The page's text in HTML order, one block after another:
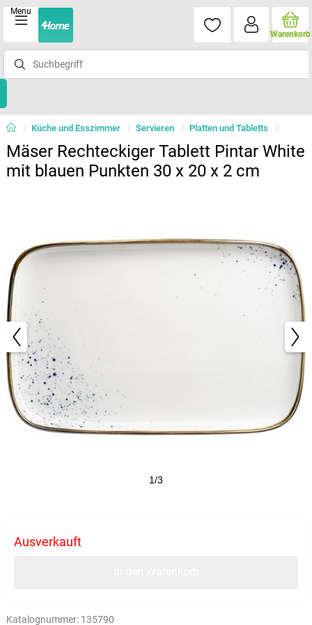
Menu
Warenkorb
Küche und Esszimmer Servieren Platten und Tabletts
Mäser Rechteckiger Tablett Pintar White
mit blauen Punkten 30 x 20 x 2 cm
1/3
Ausverkauft
Katalognummer: 135790